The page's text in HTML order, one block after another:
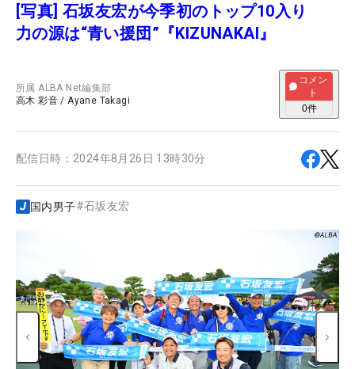
[写真] 石坂友宏が今季初のトップ10入り
力の源は“青い援団”『KIZUNAKAI』
所属ALBA Net編集部
高木 彩音 /Ayane Takagi
コメン
ト
0件
配信日時： 2024年8月26日 13時30分
国内男子#石坂友宏